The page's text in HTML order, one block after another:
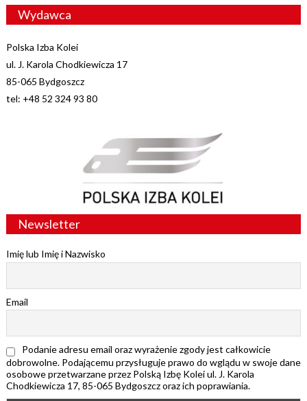
Wydawca
Polska Izba Kolei
ul. J. Karola Chodkiewicza 17
85-065 Bydgoszcz
tel: +48 52 324 93 80
Newsletter
Imię lub Imię i Nazwisko
Email
Podanie adresu email oraz wyrażenie zgody jest całkowicie
dobrowolne. Podającemu przysługuje prawo do wglądu w swoje dane
osobowe przetwarzane przez Polską Izbę Kolei ul. J. Karola
Chodkiewicza 17, 85-065 Bydgoszcz oraz ich poprawiania.